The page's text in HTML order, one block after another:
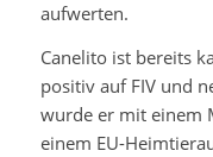
aufwerten.
Canelito ist bereits
positiv auf FIV und
wurde er mit einem
einem EU-